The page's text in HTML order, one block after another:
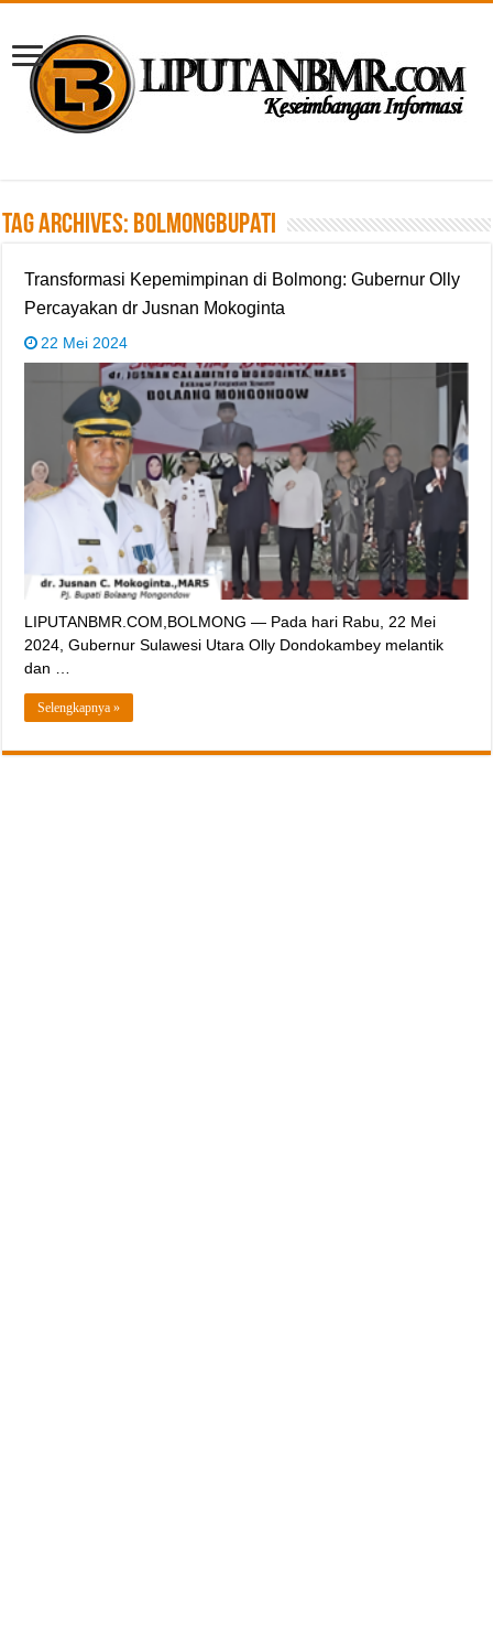
Tag Archives: Bolmongbupati
Transformasi Kepemimpinan di Bolmong: Gubernur Olly
Percayakan dr Jusnan Mokoginta
22 Mei 2024
LIPUTANBMR.COM,BOLMONG — Pada hari Rabu, 22 Mei
2024, Gubernur Sulawesi Utara Olly Dondokambey melantik
dan …
Selengkapnya »